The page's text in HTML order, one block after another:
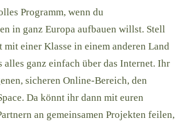
Programm, wenn du
in ganz Europa aufbauen willst. Stell
mit einer Klasse in einem anderen Land
alles ganz einfach über das Internet. Ihr
sicheren Online-Bereich, den
Da könnt ihr dann mit euren
an gemeinsamen Projekten feilen,